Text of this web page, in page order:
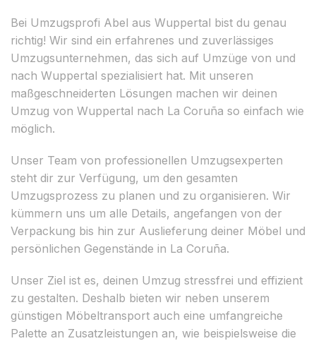
Bei Umzugsprofi Abel aus Wuppertal bist du genau
richtig! Wir sind ein erfahrenes und zuverlässiges
Umzugsunternehmen, das sich auf Umzüge von und
nach Wuppertal spezialisiert hat. Mit unseren
maßgeschneiderten Lösungen machen wir deinen
Umzug von Wuppertal nach La Coruña so einfach wie
möglich.
Unser Team von professionellen Umzugsexperten
steht dir zur Verfügung, um den gesamten
Umzugsprozess zu planen und zu organisieren. Wir
kümmern uns um alle Details, angefangen von der
Verpackung bis hin zur Auslieferung deiner Möbel und
persönlichen Gegenstände in La Coruña.
Unser Ziel ist es, deinen Umzug stressfrei und effizient
zu gestalten. Deshalb bieten wir neben unserem
günstigen Möbeltransport auch eine umfangreiche
Palette an Zusatzleistungen an, wie beispielsweise die